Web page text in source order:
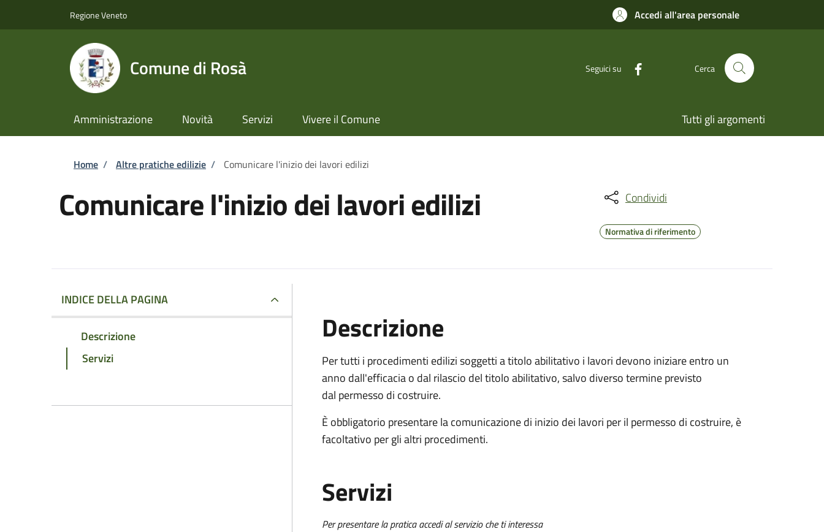
Regione Veneto Accedi all'area personale
Comune di Rosà Seguici su Cerca
Amministrazione Novità Servizi Vivere il Comune Tutti gli argomenti
Briciole di pane
Home / Altre pratiche edilizie / Comunicare l'inizio dei lavori edilizi
Comunicare l'inizio dei lavori edilizi Condividi
Normativa di riferimento
INDICE DELLA PAGINA
Descrizione
Servizi
Descrizione
Per tutti i procedimenti edilizi soggetti a titolo abilitativo i lavori devono iniziare entro un
anno dall'efficacia o dal rilascio del titolo abilitativo, salvo diverso termine previsto
dal permesso di costruire.
È obbligatorio presentare la comunicazione di inizio dei lavori per il permesso di costruire, è
facoltativo per gli altri procedimenti.
Servizi
Per presentare la pratica accedi al servizio che ti interessa